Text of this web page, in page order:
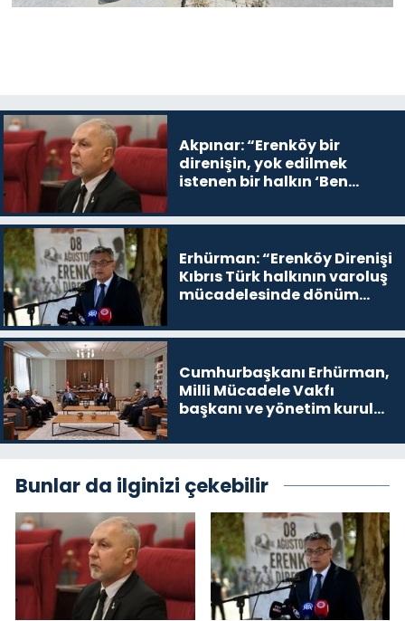
Akpınar: “Erenköy bir
direnişin, yok edilmek
istenen bir halkın ‘Ben
devam edeceğim’ dediği
Erhürman: “Erenköy Direnişi
Kıbrıs Türk halkının varoluş
mücadelesinde dönüm
Cumhurbaşkanı Erhürman,
Milli Mücadele Vakfı
başkanı ve yönetim kurulu
Bunlar da ilginizi çekebilir